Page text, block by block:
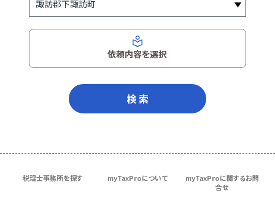
依頼内容を選択
検 索
税理士事務所を探す myTaxProについて
myTaxProに関するお問
合せ